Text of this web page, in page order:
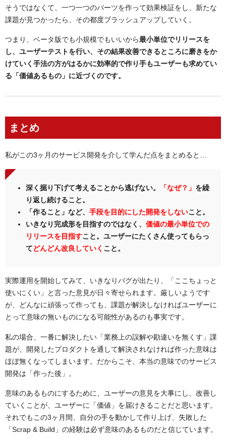
そうではなくて、一つ一つのパーツを作って効果検証をし、新たな
課題が見つかったら、その都度ブラッシュアップしていく。
つまり、ベータ版でも小規模でもいいから最小単位でリリースを
し、ユーザーテストを行い、その結果改善できるところに磨きをか
けていく手法の方がはるかに効率的で作り手もユーザーも求めてい
る「価値あるもの」に近づくのです。
まとめ
私がこの3ヶ月のサービス開発を介して学んだ点をまとめると…
深く掘り下げて考えることから逃げない。 「なぜ？」 を繰
り返し続けること。
「作ること」など、 手段を目的にした開発をしないこと。
いきなり完成形を目指すのではなく、 価値の最小単位での
リリースを目指すこと。ユーザーにたくさん使ってもらっ
てどんどん改良していく こと。
実際運用を開始してみて、いきなりバグが出たり、「ここちょっと
使いにくい」と言った意見が日々寄せられます。厳しいようです
が、どんなに頑張って作っても、課題が解決しなければユーザーに
とって意味の無いものになる可能性があるのも事実です。
私の場合、一番に解決したい「業務上の誤解や勘違いを無くす」課
題が、開発したプロダクトを通して解決されなければ作った意味は
ほぼ無くなってしまいます。だからこそ、本当の意味でのサービス
開発は「作った後」。
意味のあるものにするために、ユーザーの意見を大事にし、改善し
ていくことが、ユーザーに「価値」を届けきることだと思います。
それでもこの3ヶ月間、自分の手を動かして作り上げ、失敗した
「Scrap & Build」の経験は必ず意味のあるものだと信じています。